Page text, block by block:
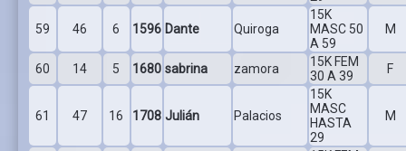
59 46 6 1596 Dante Quiroga
15K
MASC 50
A 59
M
60 14 5 1680 sabrina zamora
15K FEM
30 A 39
F
61 47 16 1708 Julián Palacios
15K
MASC
HASTA
29
M